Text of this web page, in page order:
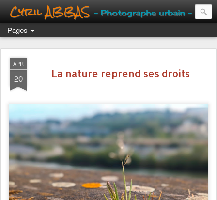
Cyril ABBAS - Photographe urbain -
Pages
APR
20 La nature reprend ses droits